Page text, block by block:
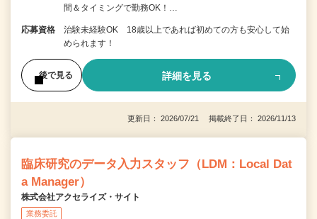
間＆タイミングで勤務OK！…
応募資格
治験未経験OK 18歳以上であれば初めての方も安心して始
められます！
後で見る 詳細を見る
更新日： 2026/07/21 掲載終了日： 2026/11/13
臨床研究のデータ入力スタッフ（LDM：Local Dat
a Manager）
株式会社アクセライズ・サイト
業務委託